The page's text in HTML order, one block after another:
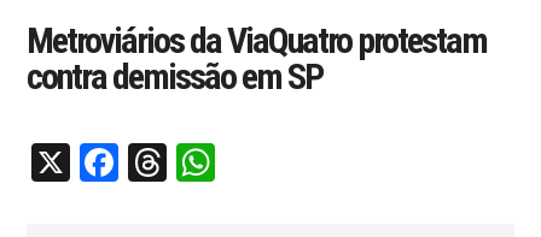
Metroviários da ViaQuatro protestam
contra demissão em SP
X Facebook
Threads